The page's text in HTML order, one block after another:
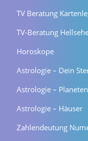
TV Beratung
TV-Beratung
Horoskope
Astrologie – Dein
Astrologie – Planeten
Astrologie – Häuser
Zahlendeutung